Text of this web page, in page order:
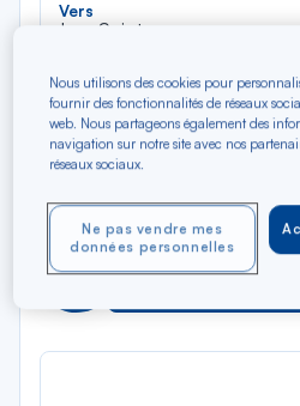
Vers
Les Saintes
Type de trajet
Aller-Retour Aller
AOÛ
N/A*
Nous utilisons des cookies pour
fournir des fonctionnalités de réseaux
web. Nous partageons également des
navigation sur notre site avec nos
réseaux sociaux.
Ne pas vendre mes
données personnelles